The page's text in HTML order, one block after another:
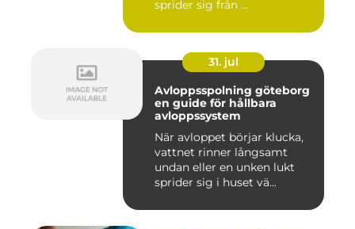
sprider sig från ...
31. jul
Avloppsspolning göteborg
en guide för hållbara
avloppssystem
När avloppet börjar klucka,
vattnet rinner långsamt
undan eller en unken lukt
sprider sig i huset vä...